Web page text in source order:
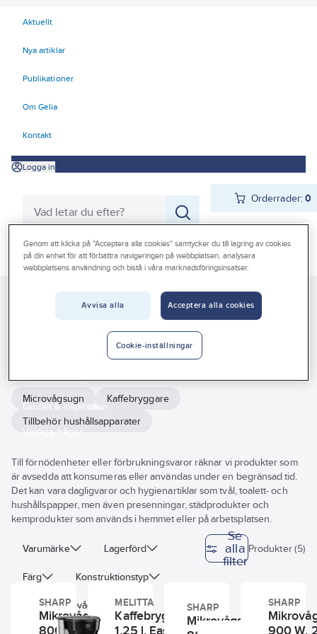
Aktuellt
Nya artiklar
Publikationer
Om Gelia
Kontakt
Logga in
Orderrader:0
Produkter
Handla hos oss
Guider & inspiration
Vanliga frågor
Beställ direkt
Gelia Förnödenheter & Förbrukning
Hushållsapparater
Microvågsugn
Kaffebryggare
Tillbehör hushållsapparater
Till förnödenheter eller förbrukningsvaror räknar vi produkter som
är avsedda att konsumeras eller användas under en begränsad tid.
Det kan vara dagligvaror och hygienartiklar som tvål, toalett- och
hushållspapper, men även presenningar, städprodukter och
kemprodukter som används i hemmet eller på arbetsplatsen.
Varumärke Lagerförd
Färg Konstruktionstyp
Typ av mikrovågsugn
Se
alla
filter
Produkter (5)
SHARP
Mikrovågsugn,
800 W, 20 l
MELITTA
Kaffebryggare,
1.25 l, Easy
SHARP
Mikrovågsugn,
SHARP
900 W,
Genom att klicka på "Acceptera alla cookies" samtycker du till lagring av cookies
på din enhet för att förbättra navigeringen på webbplatsen, analysera
webbplatsens användning och bistå i våra marknadsföringsinsatser.
Avvisa alla Acceptera alla cookies
Cookie-inställningar